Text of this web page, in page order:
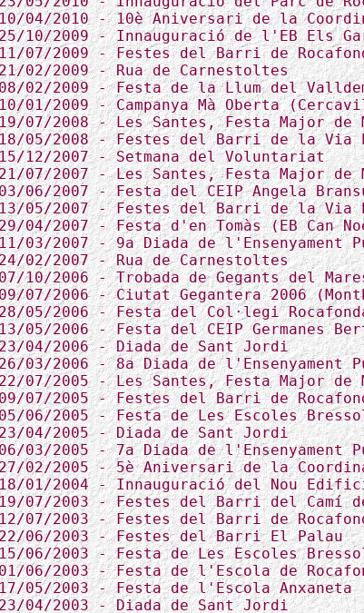
04/2010 - 10è Aniversari de la
10/2009 - Innauguració de l'EB Els
11/07/2009 - Festes del Barri de
02/2009 - Rua de Carnestoltes
02/2009 - Festa de la Llum del
01/2009 - Campanya Mà Oberta
07/2008 - Les Santes, Festa Major de
18/05/2008 - Festes del Barri de la Via
12/2007 - Setmana del Voluntariat
21/07/2007 - Les Santes, Festa Major de
03/06/2007 - Festa del CEIP Angela
05/2007 - Festes del Barri de la Via
04/2007 - Festa d'en Tomàs (EB Can
03/2007 - 9a Diada de l'Ensenyament
02/2007 - Rua de Carnestoltes
07/10/2006 - Trobada de Gegants del
07/2006 - Ciutat Gegantera 2006
05/2006 - Festa del Col·legi
13/05/2006 - Festa del CEIP Germanes
04/2006 - Diada de Sant Jordi
26/03/2006 - 8a Diada de l'Ensenyament
07/2005 - Les Santes, Festa Major de
07/2005 - Festes del Barri de
06/2005 - Festa de Les Escoles
04/2005 - Diada de Sant Jordi
03/2005 - 7a Diada de l'Ensenyament
27/02/2005 - 5è Aniversari de la
01/2004 - Innauguració del Nou
07/2003 - Festes del Barri del Camí
07/2003 - Festes del Barri de
22/06/2003 - Festes del Barri El Palau
15/06/2003 - Festa de Les Escoles
06/2003 - Festa de l'Escola de
05/2003 - Festa de l'Escola Anxaneta
04/2003 - Diada de Sant Jordi